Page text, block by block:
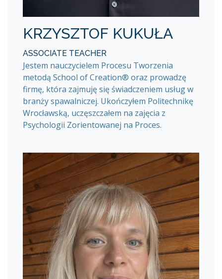
KRZYSZTOF KUKUŁA
ASSOCIATE TEACHER
Jestem nauczycielem Procesu Tworzenia
metodą School of Creation® oraz prowadzę
firmę, która zajmuję się świadczeniem usług w
branży spawalniczej. Ukończyłem Politechnikę
Wrocławską, uczęszczałem na zajęcia z
Psychologii Zorientowanej na Proces.